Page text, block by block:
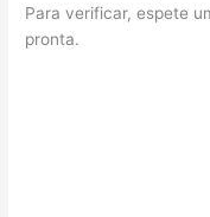
Para verificar, espete
pronta.